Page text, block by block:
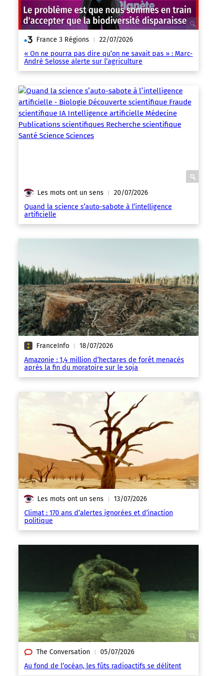
France 3 Régions | 22/07/2026
« On ne pourra pas dire qu’on ne savait pas » : Marc-
André Selosse alerte sur l’agriculture
Les mots ont un sens | 20/07/2026
Quand la science s’auto-sabote à l’intelligence
artificielle
FranceInfo | 18/07/2026
Amazonie : 1,4 million d’hectares de forêt menacés
après la fin du moratoire sur le soja
Les mots ont un sens | 13/07/2026
Climat : 170 ans d’alertes ignorées et d’inaction
politique
The Conversation | 05/07/2026
Au fond de l’océan, les fûts radioactifs se délitent